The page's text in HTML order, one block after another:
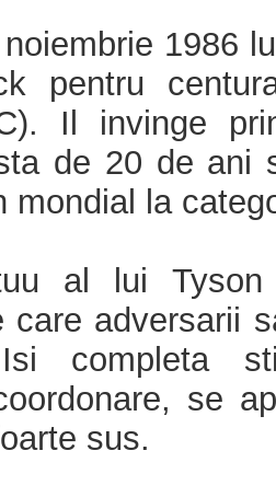
1986
pentru
Il invinge
de 20 de ani
mondial la
al lui
care adversarii
completa
se
sus.